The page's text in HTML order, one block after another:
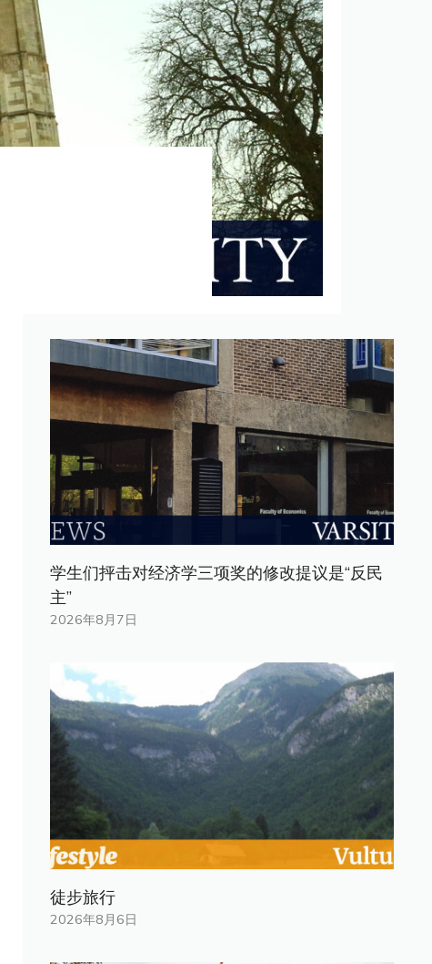
学生们抨击对经济学三项奖的修改提议是“反民
主”
2026年8月7日
徒步旅行
2026年8月6日